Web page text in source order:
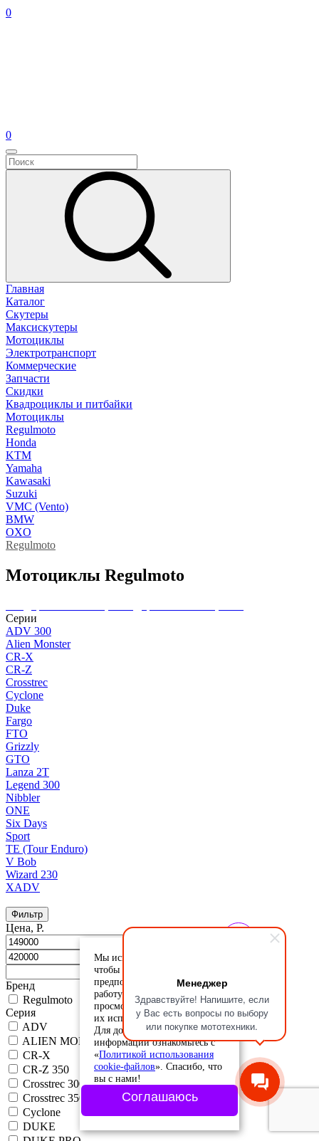
Менеджер
Здравствуйте! Напишите, если
у Вас есть вопросы по выбору
или покупке мототехники.
0
0
Главная
Каталог
Скутеры
Максискутеры
Мотоциклы
Электротранспорт
Коммерческие
Запчасти
Скидки
Квадроциклы и питбайки
Мотоциклы
Regulmoto
Honda
KTM
Yamaha
Kawasaki
Suzuki
VMC (Vento)
BMW
OXO
Regulmoto
Мотоциклы Regulmoto
Серии
ADV 300
Alien Monster
CR-X
CR-Z
Crosstrec
Cyclone
Duke
Fargo
FTO
Grizzly
GTO
Lanza 2T
Legend 300
Nibbler
ONE
Six Days
Sport
TE (Tour Enduro)
V Bob
Wizard 230
XADV
Фильтр
Цена, Р.
Бренд
Regulmoto
Серия
ADV
ALIEN MONSTER 300
CR-X
CR-Z 350
Crosstrec 300
Crosstrec 350
Cyclone
DUKE
Мы используем cookie-файлы,
чтобы учесть ваши
предпочтения и улучшить
работу сайта. Продолжая
просмотр, вы соглашаетесь с
их использованием.
Для дополнительной
информации ознакомьтесь с
«Политикой использования
cookie-файлов». Спасибо, что
вы с нами!
Соглашаюсь